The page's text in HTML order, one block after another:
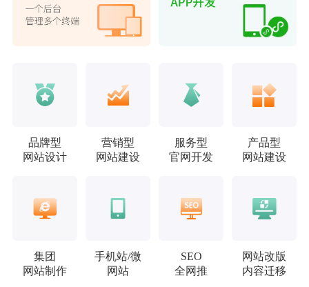
品牌型
网站设计
营销型
网站建设
服务型
官网开发
产品型
网站建设
集团
网站制作
手机站/微
网站
SEO
全网推
网站改版
内容迁移